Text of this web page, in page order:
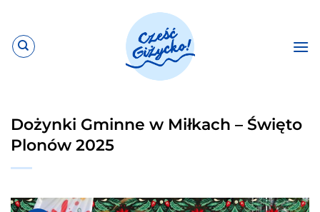
zawartości
Dożynki Gminne w Miłkach – Święto
Plonów 2025